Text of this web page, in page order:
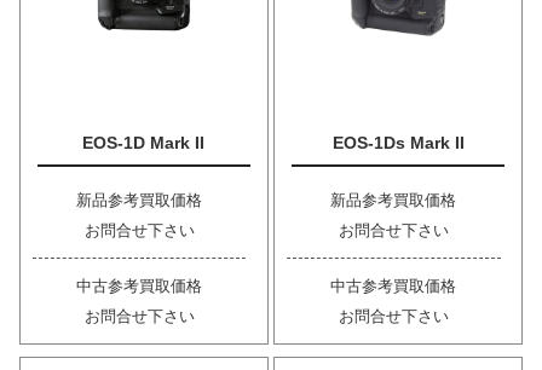
EOS-1D Mark II
新品参考買取価格
お問合せ下さい
中古参考買取価格
お問合せ下さい
EOS-1Ds Mark II
新品参考買取価格
お問合せ下さい
中古参考買取価格
お問合せ下さい